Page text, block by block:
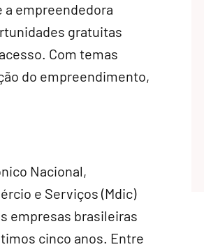
empreendedora
gratuitas
Com temas
do empreendimento,
Nacional,
e Serviços (Mdic)
empresas brasileiras
cinco anos. Entre